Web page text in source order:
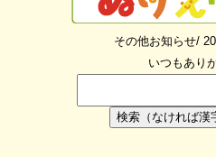
その他お知らせ/
いつもあり
検索（なければ漢